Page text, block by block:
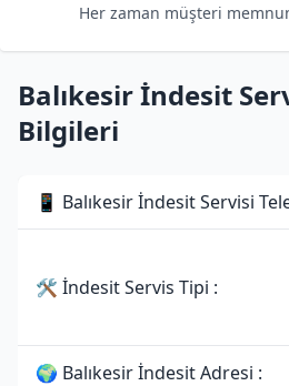
Her zaman müşteri
Balıkesir İndesit
Bilgileri
📱 Balıkesir İndesit Servisi
🛠 İndesit Servis Tipi :
🌍 Balıkesir İndesit Adresi :